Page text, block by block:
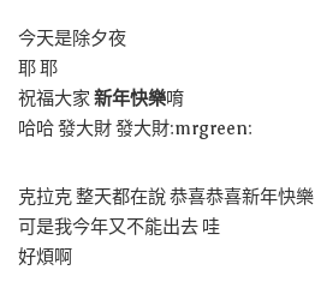
今天是除夕夜
耶 耶
祝福大家 新年快樂唷
哈哈 發大財 發大財:mrgreen:
克拉克 整天都在說 恭喜恭喜新年快樂
可是我今年又不能出去 哇
好煩啊